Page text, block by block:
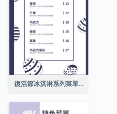
復活節冰淇淋系列菜單